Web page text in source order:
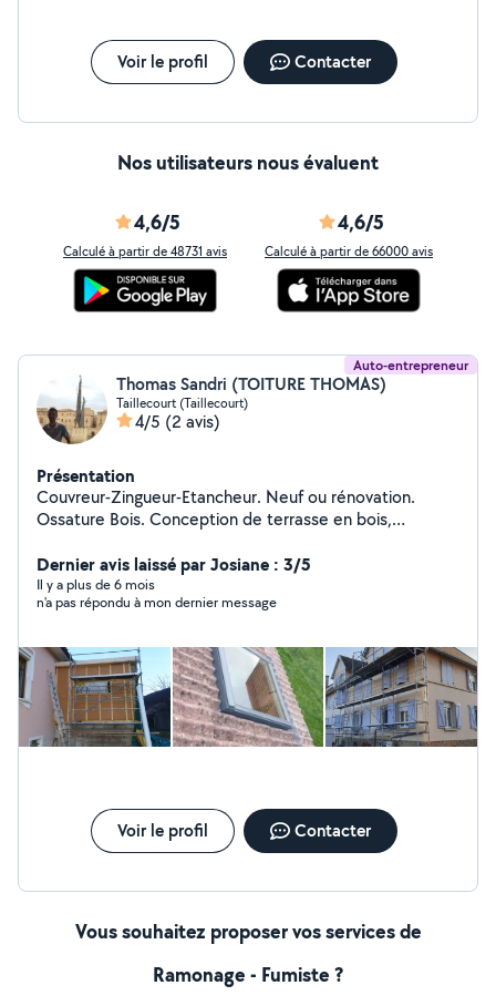
Voir le profil Contacter
Nos utilisateurs nous évaluent
4,6/5
Calculé à partir de 48731 avis
4,6/5
Calculé à partir de 66000 avis
Auto-entrepreneur
Thomas Sandri (TOITURE THOMAS)
Taillecourt (Taillecourt)
4/5 (2 avis)
Présentation
Couvreur-Zingueur-Etancheur. Neuf ou rénovation.
Ossature Bois. Conception de terrasse en bois,
Remplacement de velux. Pose de lambris pvc ou bois
sous toiture. Zinguerie : Gouttière, rive, solin,
remplacement de manteau de cheminée. Bardage
Isolation de combles, murs Petite charpente (carport,
avancée...) Assurance décennale et RC pro à jour
Dernier avis laissé par Josiane : 3/5
Il y a plus de 6 mois
n'a pas répondu à mon dernier message
Voir le profil Contacter
Vous souhaitez proposer vos services de
Ramonage - Fumiste ?